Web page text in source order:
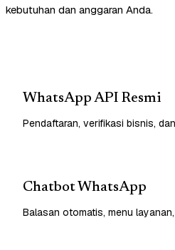
kebutuhan dan anggaran Anda.
WhatsApp API Resmi
Pendaftaran, verifikasi bisnis,
Chatbot WhatsApp
Balasan otomatis, menu